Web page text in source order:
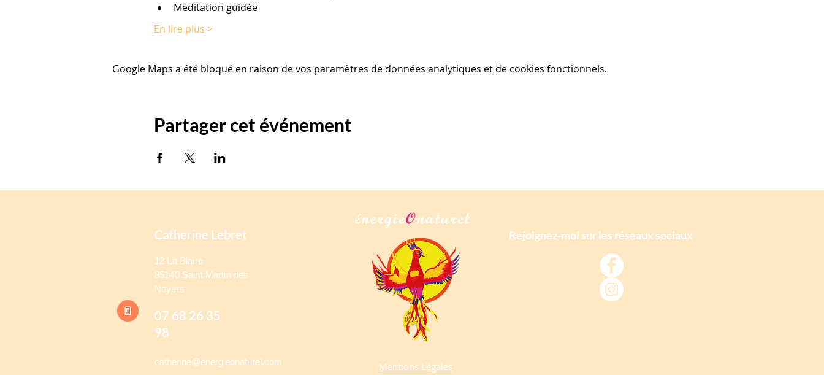
Méditation guidée
En lire plus >
Google Maps a été bloqué en raison de vos paramètres de données analytiques et de cookies fonctionnels.
Partager cet événement
Catherine Lebret
12 La Blaire
85140 Saint Martin des
Noyers
07 68 26 35
98
catherine@energieonaturel.com Mentions Légales
Rejoignez-moi sur les réseaux sociaux